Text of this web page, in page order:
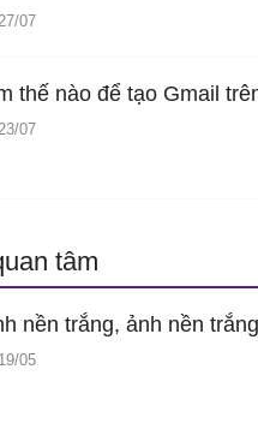
07
thế nào để tạo Gmail
07
tâm
nền trắng, ảnh nền
19/05